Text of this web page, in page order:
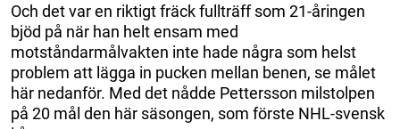
Och det var en riktigt fräck fullträff som 21-åringen
bjöd på när han helt ensam med
motståndarmålvakten inte hade några som helst
problem att lägga in pucken mellan benen, se målet
här nedanför. Med det nådde Pettersson milstolpen
på 20 mål den här säsongen, som förste NHL-svensk